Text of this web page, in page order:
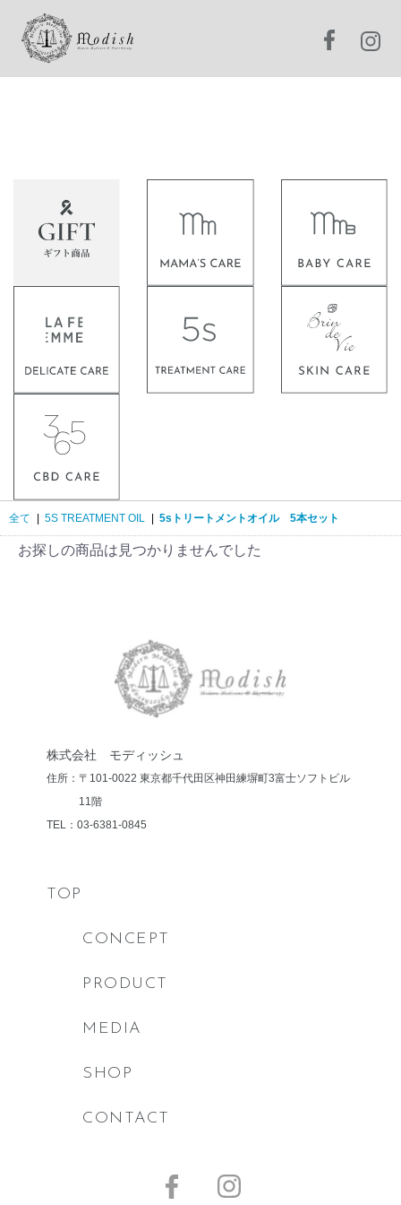
全て 5S TREATMENT OIL 5sトリートメントオイル 5本セット
お探しの商品は見つかりませんでした
株式会社 モディッシュ
住所：〒101-0022 東京都千代田区神田練塀町3富士ソフトビル
11階
TEL：03-6381-0845
TOP
CONCEPT
PRODUCT
MEDIA
SHOP
CONTACT